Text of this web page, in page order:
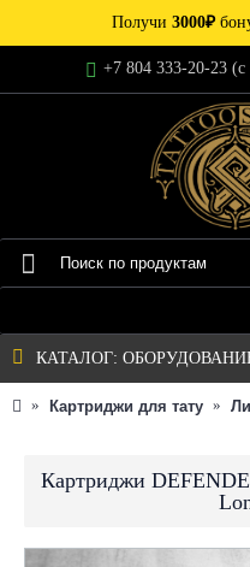
Получи 3000₽
+7 804 333-20-23 (c
КАТАЛОГ:
Картриджи для тату
Картриджи